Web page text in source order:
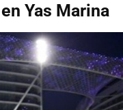
Yas Marina